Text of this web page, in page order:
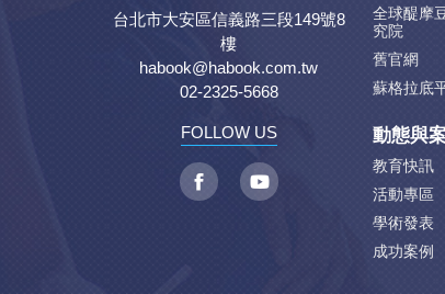
台北市大安區信義路三段149號8
樓
habook@habook.com.tw
02-2325-5668
FOLLOW US
全球醍摩
究院
舊官網
蘇格拉底
動態與
教育快訊
活動專區
學術發表
成功案例